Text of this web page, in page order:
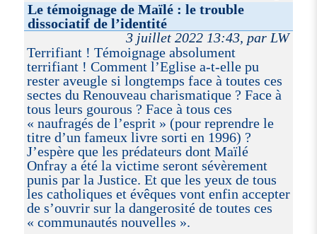
Le témoignage de Maïlé : le trouble
dissociatif de l’identité
3 juillet 2022 13:43, par LW
Terrifiant ! Témoignage absolument
terrifiant ! Comment l’Eglise a-t-elle pu
rester aveugle si longtemps face à toutes ces
sectes du Renouveau charismatique ? Face à
tous leurs gourous ? Face à tous ces
« naufragés de l’esprit » (pour reprendre le
titre d’un fameux livre sorti en 1996) ?
J’espère que les prédateurs dont Maïlé
Onfray a été la victime seront sévèrement
punis par la Justice. Et que les yeux de tous
les catholiques et évêques vont enfin accepter
de s’ouvrir sur la dangerosité de toutes ces
« communautés nouvelles ».